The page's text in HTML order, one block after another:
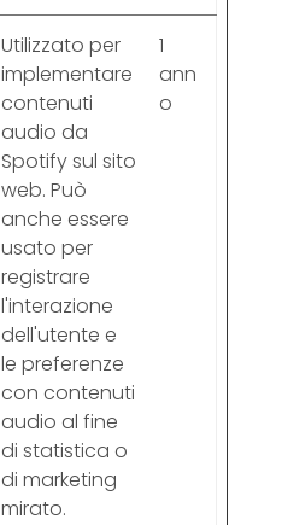
Utilizzato per
implementare
contenuti
audio da
Spotify sul sito
web. Può
anche essere
usato per
registrare
l'interazione
dell'utente e
le preferenze
con contenuti
audio al fine
di statistica o
di marketing
mirato.
1
ann
o